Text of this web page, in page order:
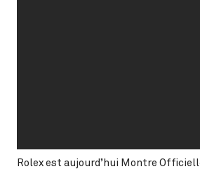
Rolex est aujourd’hui Montre